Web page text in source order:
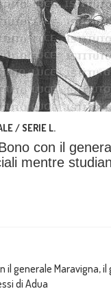
/ SERIE L.
con il
mentre
il generale Maravigna,
di Adua